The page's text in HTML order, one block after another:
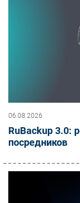
06.08.2026
RuBackup 3.0:
посредников